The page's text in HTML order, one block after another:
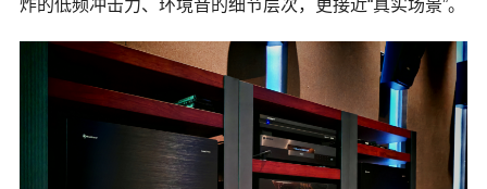
炸的低频冲击力、环境音的细节层次，更接近“真实场景”。